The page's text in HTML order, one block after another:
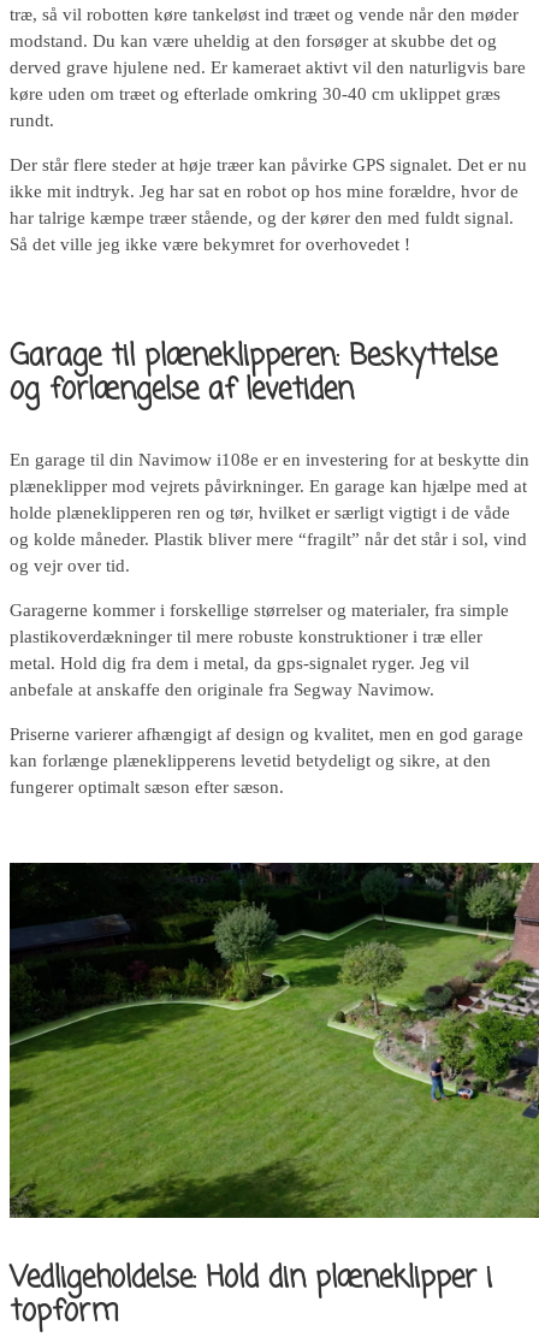
træ, så vil robotten køre tankeløst ind træet og vende når den møder
modstand. Du kan være uheldig at den forsøger at skubbe det og
derved grave hjulene ned. Er kameraet aktivt vil den naturligvis bare
køre uden om træet og efterlade omkring 30-40 cm uklippet græs
rundt.
Der står flere steder at høje træer kan påvirke GPS signalet. Det er nu
ikke mit indtryk. Jeg har sat en robot op hos mine forældre, hvor de
har talrige kæmpe træer stående, og der kører den med fuldt signal.
Så det ville jeg ikke være bekymret for overhovedet !
Garage til plæneklipperen: Beskyttelse
og forlængelse af levetiden
En garage til din Navimow i108e er en investering for at beskytte din
plæneklipper mod vejrets påvirkninger. En garage kan hjælpe med at
holde plæneklipperen ren og tør, hvilket er særligt vigtigt i de våde
og kolde måneder. Plastik bliver mere “fragilt” når det står i sol, vind
og vejr over tid.
Garagerne kommer i forskellige størrelser og materialer, fra simple
plastikoverdækninger til mere robuste konstruktioner i træ eller
metal. Hold dig fra dem i metal, da gps-signalet ryger. Jeg vil
anbefale at anskaffe den originale fra Segway Navimow.
Priserne varierer afhængigt af design og kvalitet, men en god garage
kan forlænge plæneklipperens levetid betydeligt og sikre, at den
fungerer optimalt sæson efter sæson.
Vedligeholdelse: Hold din plæneklipper i
topform